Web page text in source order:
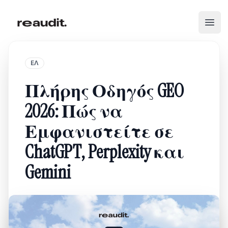
ΕΛ
Πλήρης Οδηγός GEO
2026: Πώς να
Εμφανιστείτε σε
ChatGPT, Perplexity και
Gemini